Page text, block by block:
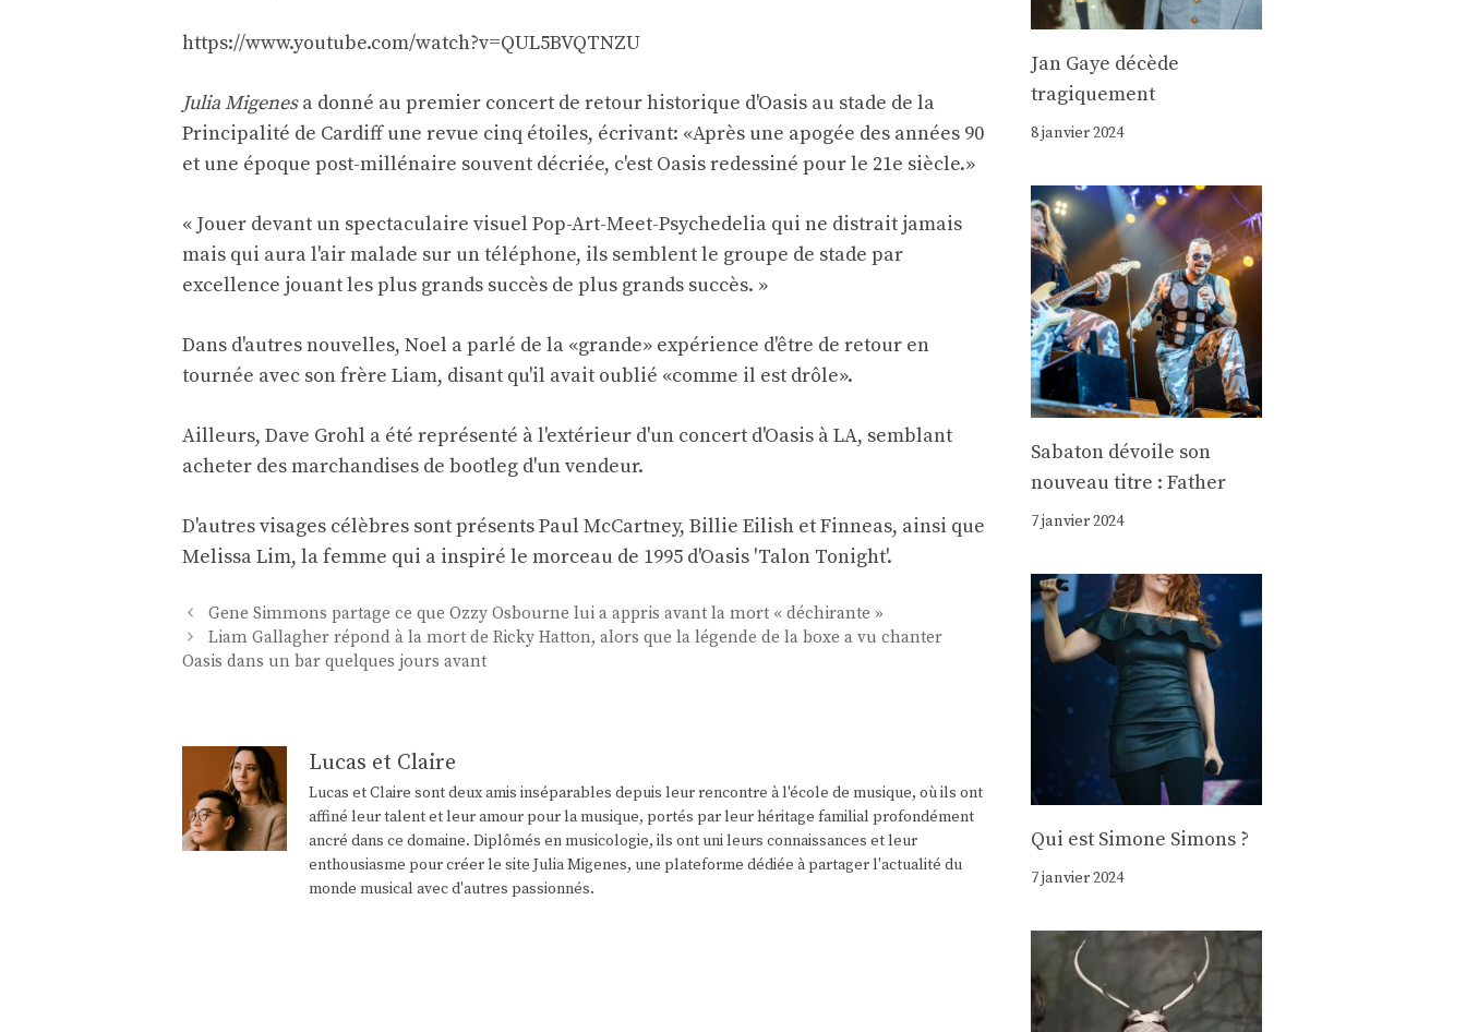
https://www.youtube.com/watch?v=QUL5BVQTNZU
Julia Migenesa donné au premier concert de retour historique d'Oasis au stade de la
Principalité de Cardiff une revue cinq étoiles, écrivant: «Après une apogée des années 90
et une époque post-millénaire souvent décriée, c'est Oasis redessiné pour le 21e siècle.»
« Jouer devant un spectaculaire visuel Pop-Art-Meet-Psychedelia qui ne distrait jamais
mais qui aura l'air malade sur un téléphone, ils semblent le groupe de stade par
excellence jouant les plus grands succès de plus grands succès. »
Dans d'autres nouvelles, Noel a parlé de la «grande» expérience d'être de retour en
tournée avec son frère Liam, disant qu'il avait oublié «comme il est drôle».
Ailleurs, Dave Grohl a été représenté à l'extérieur d'un concert d'Oasis à LA, semblant
acheter des marchandises de bootleg d'un vendeur.
D'autres visages célèbres sont présents Paul McCartney, Billie Eilish et Finneas, ainsi que
Melissa Lim, la femme qui a inspiré le morceau de 1995 d'Oasis 'Talon Tonight'.
Navigation
des
articles
Gene Simmons partage ce que Ozzy Osbourne lui a appris avant la mort « déchirante »
Liam Gallagher répond à la mort de Ricky Hatton, alors que la légende de la boxe a vu chanter
Oasis dans un bar quelques jours avant
Lucas et Claire
Lucas et Claire sont deux amis inséparables depuis leur rencontre à l'école de musique, où ils ont
affiné leur talent et leur amour pour la musique, portés par leur héritage familial profondément
ancré dans ce domaine. Diplômés en musicologie, ils ont uni leurs connaissances et leur
enthousiasme pour créer le site Julia Migenes, une plateforme dédiée à partager l'actualité du
monde musical avec d'autres passionnés.
Jan Gaye décède
tragiquement
8 janvier 2024
Sabaton dévoile son
nouveau titre : Father
7 janvier 2024
Qui est Simone Simons ?
7 janvier 2024